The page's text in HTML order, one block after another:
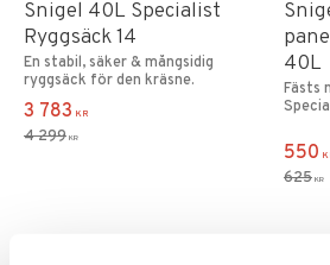
Snigel 40L Specialist
Ryggsäck 14
En stabil, säker & mångsidig
ryggsäck för den kräsne.
3 783 KR
4 299 KR
40L
Fästs
550
625 KR